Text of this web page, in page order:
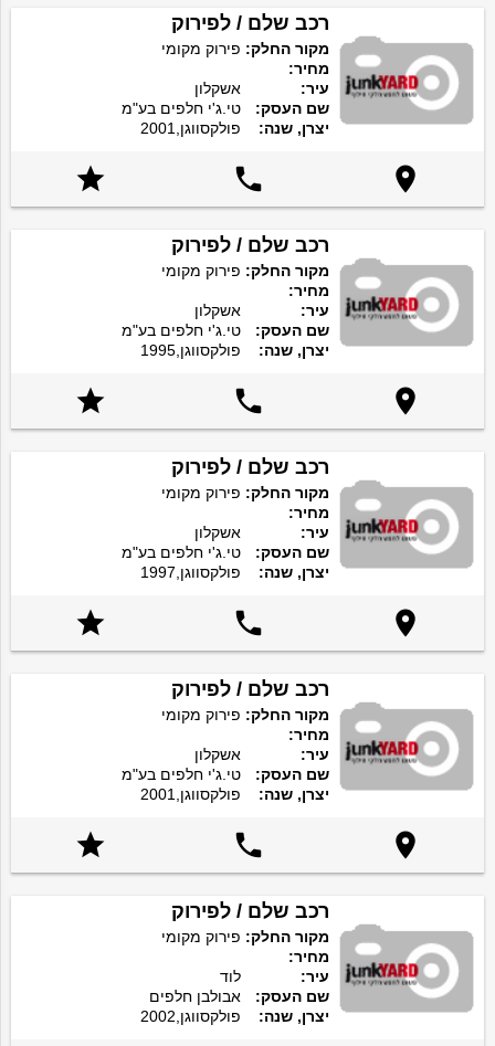
רכב שלם / לפירוק
מקור החלק: פירוק מקומי
מחיר:
עיר:
אשקלון
שם העסק:
טי.ג'י חלפים בע"מ
יצרן, שנה:
פולקסווגן,2001



רכב שלם / לפירוק
מקור החלק: פירוק מקומי
מחיר:
עיר:
אשקלון
שם העסק:
טי.ג'י חלפים בע"מ
יצרן, שנה:
פולקסווגן,1995



רכב שלם / לפירוק
מקור החלק: פירוק מקומי
מחיר:
עיר:
אשקלון
שם העסק:
טי.ג'י חלפים בע"מ
יצרן, שנה:
פולקסווגן,1997



רכב שלם / לפירוק
מקור החלק: פירוק מקומי
מחיר:
עיר:
אשקלון
שם העסק:
טי.ג'י חלפים בע"מ
יצרן, שנה:
פולקסווגן,2001



רכב שלם / לפירוק
מקור החלק: פירוק מקומי
מחיר:
עיר:
לוד
שם העסק:
אבולבן חלפים
יצרן, שנה:
פולקסווגן,2002